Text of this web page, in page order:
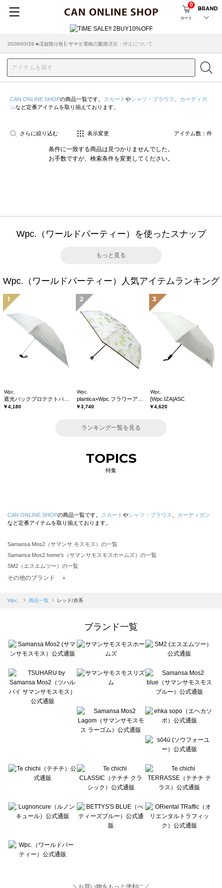
カート
0
BRAND
2026/07/29 ■【お知らせ】ヤマト運輸の配送遅延・停止について
2026/03/18 ■店舗受け取りサービスのご案内
CAN ONLINE SHOPの商品一覧です。 スカート やシャツ・ブラウス
カーディガ
ンなど定番アイテムを取り揃えております。
さらに絞り込む 表示変更 アイテム数： 件
条件に一致する商品は見つかりませんでした。
お手数ですが、検索条件を変更してください。
Wpc.（ワールドパーティー）を使ったスナップ
もっと見る
Wpc.（ワールドパーティー）人気アイテムランキング
1
Wpc.
￥4,180
2
Wpc.
￥3,740
3
Wpc.
[Wpc.IZA]ASC
￥4,620
ランキング一覧を見る
TOPICS
特集
CAN ONLINE SHOPの商品一覧です。 スカート やシャツ・ブラウス
カーディガン
など定番アイテムを取り揃えております。
Samansa Mos2（サマンサ モスモス）の一覧
Samansa Mos2 home's（サマンサモスモスホームズ）の一覧
SM2（エスエムツー）の一覧
TSUHARU by Samansa Mos2（ツハルバイサマンサモスモス）の一覧
Samansa Mos2 blue（サマンサモスモス ブルー）の一覧
Te chichi（テチチ）の一覧
Te chichi CLASSIC（テチチ クラシック）の一覧
Lugnoncure（ルノンキュール）の一覧
BETTY'S BLUE（べティーズブルー）の一覧
Wpc.（ワールドパーティー）の一覧
その他のブランド ＋
Wpc. 商品一覧 レッド/赤系
ブランド一覧
＼お買い物をもっと便利に／